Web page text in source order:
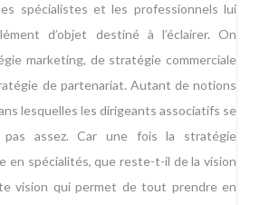
spécialistes et les professionnels lui
d’objet destiné à l’éclairer. On
marketing, de stratégie commerciale
de partenariat. Autant de notions
lesquelles les dirigeants associatifs se
assez. Car une fois la stratégie
en spécialités, que reste-t-il de la vision
vision qui permet de tout prendre en